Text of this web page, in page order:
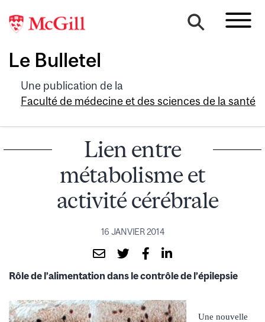
Le Bulletel
Une publication de la
Faculté de médecine et des sciences de la santé
Lien entre
métabolisme et
activité cérébrale
16 JANVIER 2014
Rôle de l’alimentation dans le contrôle de l’épilepsie
Une nouvelle